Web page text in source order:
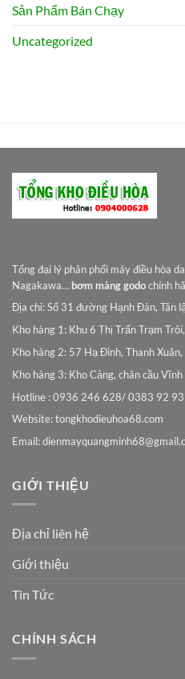
Sản Phẩm Bán Chạy
Uncategorized
Tổng đại lý phân phối máy điều hòa
Nagakawa… bơm màng godochính
Địa chỉ: Số 31 đường Hạnh Đàn, Tân
Kho hàng 1: Khu 6 Thị Trấn Trạm
Kho hàng 2: 57 Hạ Đình, Thanh
Kho hàng 3: Kho Cảng, chân cầu
Hotline : 0936 246 628/ 0383 92
Website: tongkhodieuhoa68.com
Email:
GIỚI THIỆU
Địa chỉ liên hệ
Giới thiệu
Tin Tức
CHÍNH SÁCH